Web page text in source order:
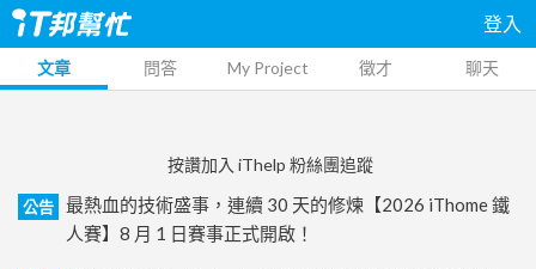
登入
文章 問答 My Project 徵才 聊天
按讚加入 iThelp 粉絲團追蹤
公告
最熱血的技術盛事，連續 30 天的修煉【2026 iThome 鐵
人賽】8 月 1 日賽事正式開啟！